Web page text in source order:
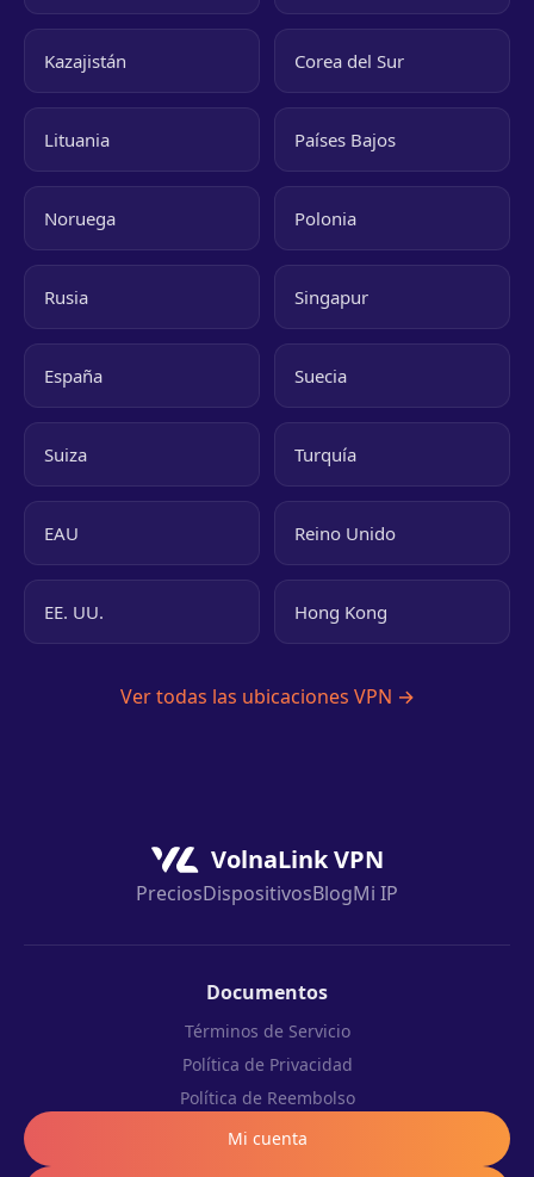
Kazajistán Corea del Sur
Lituania Países Bajos
Noruega Polonia
Rusia Singapur
España Suecia
Suiza Turquía
EAU Reino Unido
EE. UU. Hong Kong
Ver todas las ubicaciones VPN →
VolnaLink VPN
PreciosDispositivosBlogMi IP
Documentos
Términos de Servicio
Política de Privacidad
Política de Reembolso
Mi cuenta